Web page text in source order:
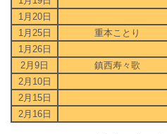
1月20日
1月25日
重本ことり
1月26日
2月9日
鎮西寿々歌
2月10日
2月15日
2月16日